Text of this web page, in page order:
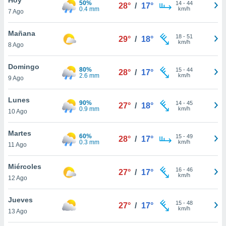
y
en
más
de
7 Ago
50%
0.4 mm
28° / 17° 14- 44
km/h
Mañana
8 Ago
29° / 18° 18- 51
km/h
Domingo
9 Ago
80%
2.6 mm
28° / 17° 15- 44
km/h
Lunes
10 Ago
90%
0.9 mm
27° / 18° 14- 45
km/h
Martes
11 Ago
60%
0.3 mm
28° / 17° 15- 49
km/h
Miércoles
12 Ago
27° / 17° 16- 46
km/h
Jueves
13 Ago
27° / 17° 15- 48
km/h